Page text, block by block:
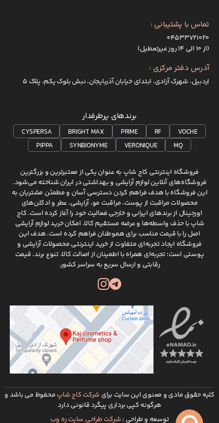
ماکسیمیلیان جزو اقلام کرولتی فری یا فاقد تست حیوانی
طبقه بندی می شوند.
تنوع محصولات ماکسیمیلیان
برند ماکسیمیلیان در حال حاضر تنها بر روی چند شاخه از
حوزه مراقبت پوست و مو تمرکز کرده، اما یکی از ویژگی های
می کند تا افراد با نیازهای مختلف بتوانند نزدیک ترین
محصول را استفاده کنند و نتیجه بهتری بگیرند. محصولات
ماکسیمیلیان را می توان به طور کلی به صورت زیر دسته
بندی کرد:
محصولات مراقبت از پوست:
پاک کننده های پوست: این مجموعه ژل های
شستشوی صورت را در خود جای داده است. این
شوینده ها در چند مدل تولید شده اند تا انواع
مختلف پوست بتوانند از محصول اختصاصی مناسب
نوع پوست خود استفاده کنند و نتیجه بهتری
بگیرند.
مرطوب کننده: کرم های مرطوب کننده و آبرسان
ماکسیمیلیان محصولاتی پرطرفدار و با تنوع بالا
برای انواع پوست عرضه می کند که یکی از مزیت
های آن ها تولید در بسته بندی های مختلف از جمله
کاسه‌ ای، پمپی و تیوپی و همچنین در حجم های
مختلف است. این موضوع به شما این امکان را می
دهد تا برای هر موقعیت و با هر بودجه ای کرم
مرطوب کننده مناسبی در ماکسیمیلیان پیدا کنید.
محصولات مراقبت از مو:
شامپو ها: همانطور که گفتیم وجود عصاره گیاهان
یکی از ویژگی های شاخص در محصولات
تماس با پشتیبانی :
۰۴۵۳۳۷۲۱۰۲۰
(از ۱۰ الی ۱۴ روز غیرتعطیل)
آدرس دفتر مرکزی :
اردبیل، شهرک آزادی، ابتدای خیابان آذربایجان، نبش بلوک یکم، پلاک 5
برندهای پرطرفدار
VOCHE
RF
PRIME
BRIGHT MAX
CYSPERSA
MQ
VERONIQUE
SYNBIONYME
PIPPA
فروشگاه اینترنتی کاج شاپ به عنوان یکی از معتبرترین و بزرگترین
فروشگاه‌های آنلاین لوازم آرایشی و بهداشتی در ایران شناخته می‌شود.
این فروشگاه با هدف فراهم کردن دسترسی آسان و مطمئن مشتریان به
محصولات مراقبت از پوست، مراقبت مو، آرایشی، عطر و ادکلن‌های
اورجینال از برندهای ایرانی و خارجی فعالیت خود را آغاز کرده است. کاج
شاپ با حذف واسطه‌ها و عرضه مستقیم کالا، امکان خرید لوازم آرایشی
اصل را با قیمت مناسب برای هموطنان فراهم کرده است. هدف این
فروشگاه ایجاد تجربه‌ای متفاوت از خرید اینترنتی محصولات آرایشی و
پوستی است؛ تجربه‌ای همراه با اطمینان از اصالت کالا، تنوع برند، قیمت
رقابتی و ارسال سریع به سراسر کشور.
کلیه حقوق مادی و معنوی این سایت برای شرکت کاج شاپمحفوظ می باشد و
هرگونه کپی برداری پیگرد قانونی دارد
توسعه و طراحی :شرکت طراحی سایت ره وب